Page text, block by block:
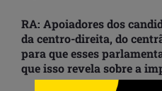
RA: Apoiadores dos
da centro-direita, do
para que esses
que isso revela sobre a